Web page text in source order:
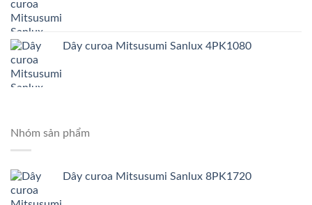
Dây curoa Mitsusumi Sanlux 4PK1080
Nhóm sản phẩm
Dây curoa Mitsusumi Sanlux 8PK1720